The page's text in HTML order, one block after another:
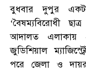
বুধবার দুপুর
‘বৈষম্যবিরোধী
আদালত এলাকায়
জুডিশিয়াল
পরে জেলা ও